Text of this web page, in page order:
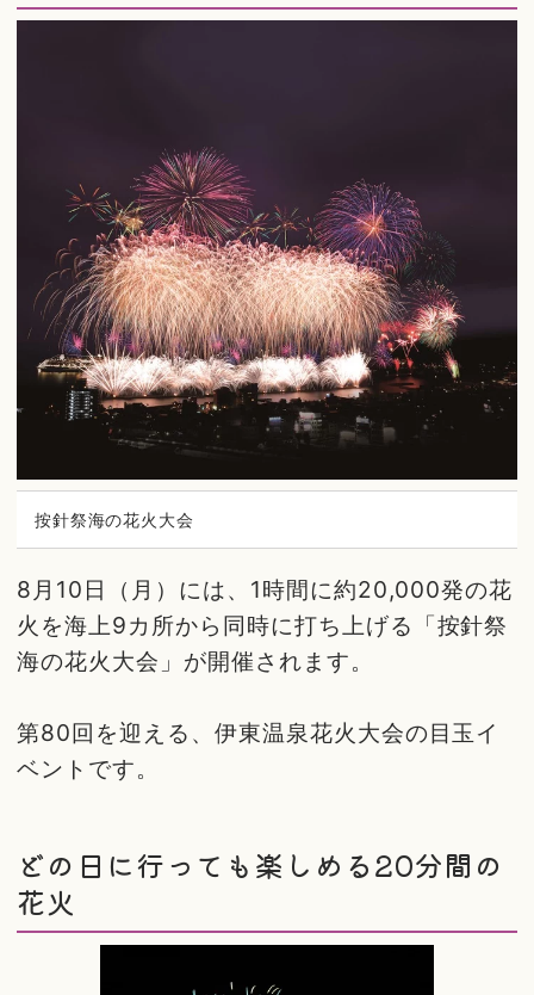
按針祭海の花火大会
8月10日（月）には、1時間に約20,000発の花
火を海上9カ所から同時に打ち上げる「按針祭
海の花火大会」が開催されます。
第80回を迎える、伊東温泉花火大会の目玉イ
ベントです。
どの日に行っても楽しめる20分間の
花火